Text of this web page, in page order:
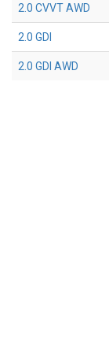
2.0 CVVT AWD
2.0 GDI
2.0 GDI AWD